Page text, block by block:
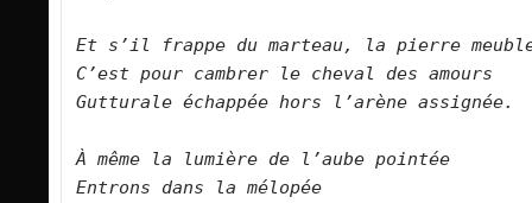
Et s’il frappe du marteau, la pierre
C’est pour cambrer le cheval des amours
Gutturale échappée hors l’arène assignée.
À même la lumière de l’aube pointée
Entrons dans la mélopée